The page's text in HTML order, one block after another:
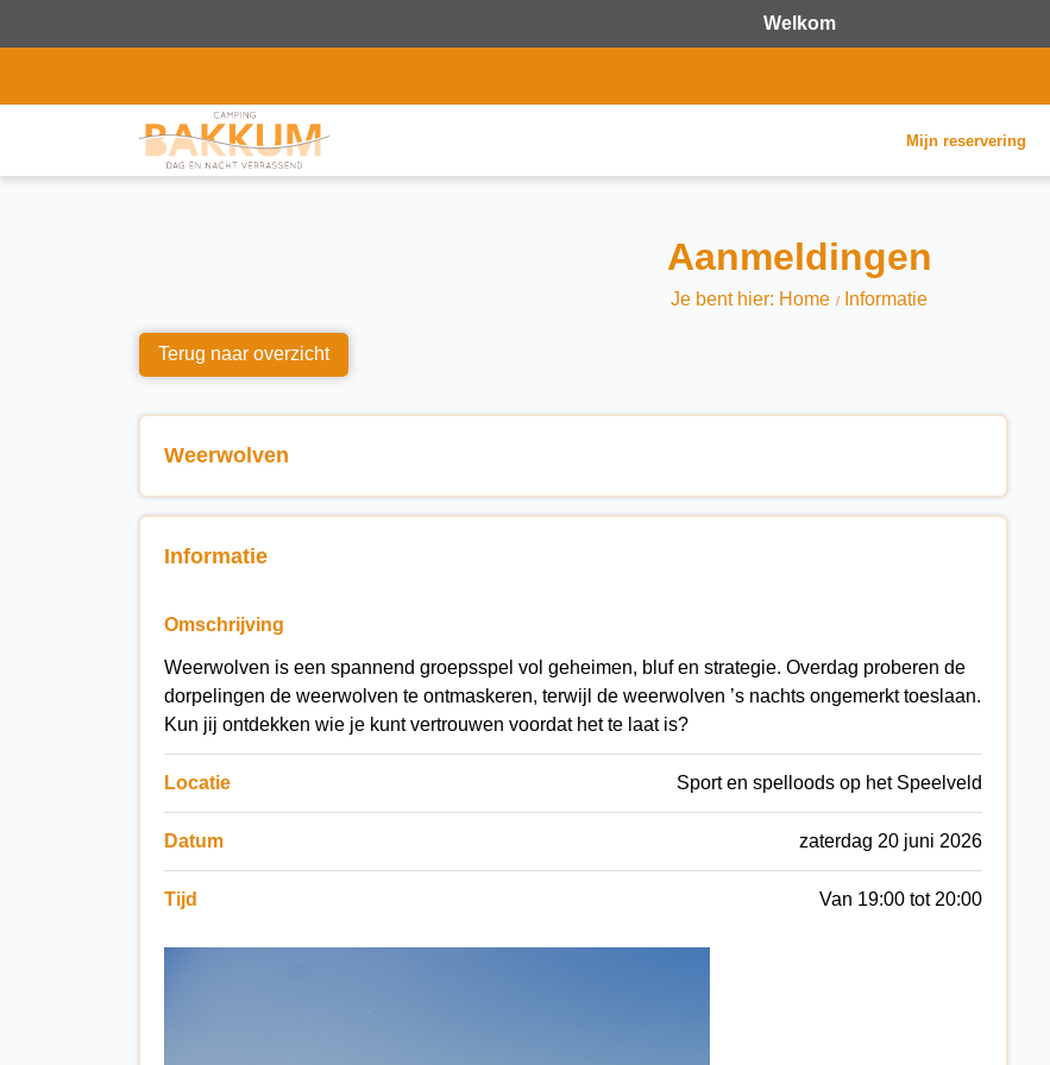
Welkom
Mijn reservering
Aanmeldingen
Je bent hier: Home Informatie
Terug naar overzicht
Weerwolven
Informatie
Omschrijving
Weerwolven is een spannend groepsspel vol geheimen, bluf en strategie. Overdag proberen de
dorpelingen de weerwolven te ontmaskeren, terwijl de weerwolven ’s nachts ongemerkt toeslaan.
Kun jij ontdekken wie je kunt vertrouwen voordat het te laat is?
Locatie Sport en spelloods op het Speelveld
Datum zaterdag 20 juni 2026
Tijd Van 19:00 tot 20:00